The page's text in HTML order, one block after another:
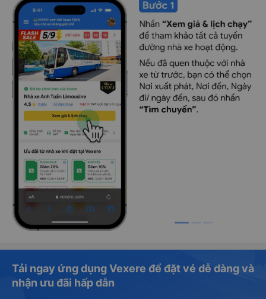
Tải ngay ứng dụng Vexere để đặt vé dễ dàng và
nhận ưu đãi hấp dẫn